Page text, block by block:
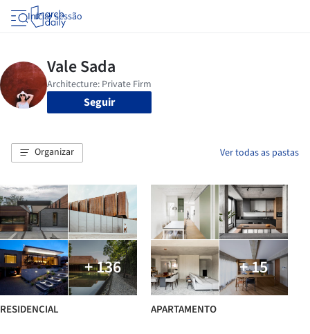
Iniciar sessão
Seguir
Organizar Ver todas as pastas
+ 136
RESIDENCIAL
+ 15
APARTAMENTO